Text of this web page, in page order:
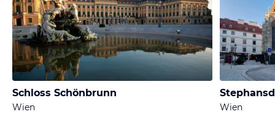
Schloss Schönbrunn
Wien Wien